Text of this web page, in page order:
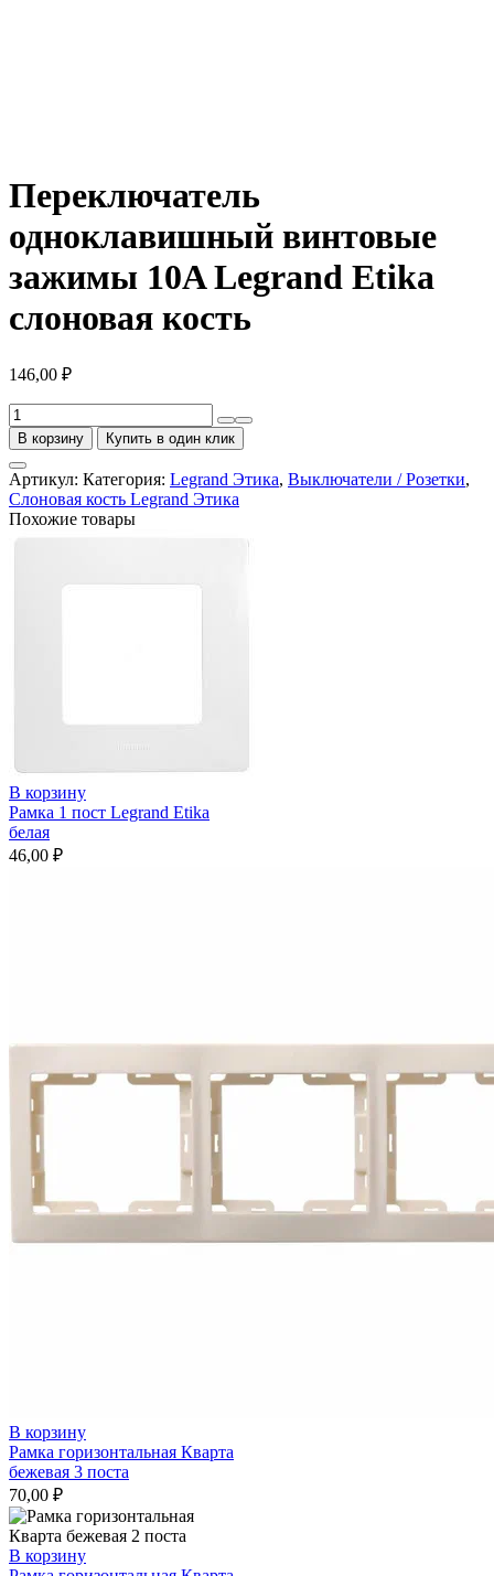
Переключатель
одноклавишный винтовые
зажимы 10A Legrand Etika
слоновая кость
146,00 ₽
Количество
товара
Переключатель
одноклавишный
винтовые
зажимы
10A
слоновая
В корзину Купить в один клик
Артикул: Категория: Legrand Этика, Выключатели / Розетки,
Слоновая кость Legrand Этика
Похожие товары
В корзину
Рамка 1 пост Legrand Etika
белая
46,00 ₽
В корзину
Рамка горизонтальная Кварта
бежевая 3 поста
70,00 ₽
В корзину